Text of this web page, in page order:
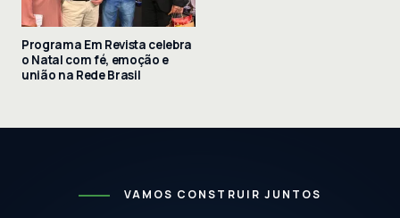
Programa Em Revista celebra
o Natal com fé, emoção e
união na Rede Brasil
VAMOS CONSTRUIR JUNTOS